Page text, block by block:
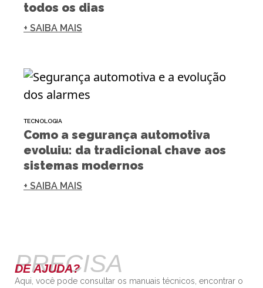
todos os dias
+ SAIBA MAIS
TECNOLOGIA
Como a segurança automotiva
evoluiu: da tradicional chave aos
sistemas modernos
+ SAIBA MAIS
PRECISA
DE AJUDA?
Aqui, você pode consultar os manuais técnicos, encontrar o